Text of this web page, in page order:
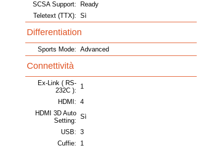
SCSA Support:
Ready
Teletext (TTX): Sì
Differentiation
Sports Mode: Advanced
Connettività
Ex-Link ( RS-
232C ):
1
HDMI: 4
HDMI 3D Auto
Setting:
Sì
USB: 3
Cuffie:
1